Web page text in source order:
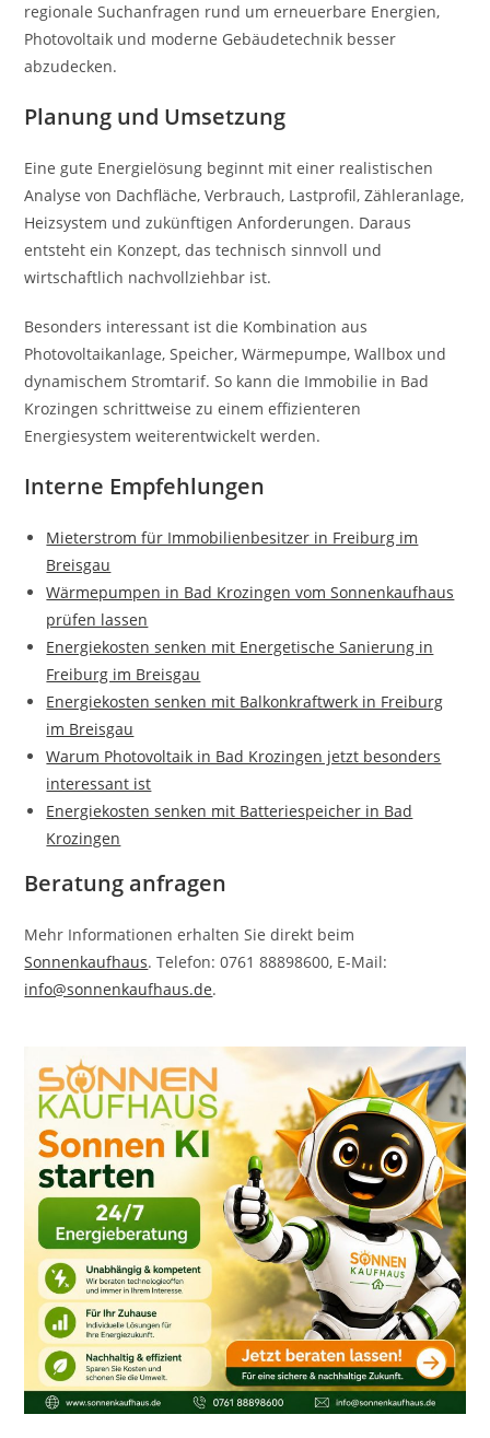
regionale Suchanfragen rund um erneuerbare Energien,
Photovoltaik und moderne Gebäudetechnik besser
abzudecken.
Planung und Umsetzung
Eine gute Energielösung beginnt mit einer realistischen
Analyse von Dachfläche, Verbrauch, Lastprofil, Zähleranlage,
Heizsystem und zukünftigen Anforderungen. Daraus
entsteht ein Konzept, das technisch sinnvoll und
wirtschaftlich nachvollziehbar ist.
Besonders interessant ist die Kombination aus
Photovoltaikanlage, Speicher, Wärmepumpe, Wallbox und
dynamischem Stromtarif. So kann die Immobilie in Bad
Krozingen schrittweise zu einem effizienteren
Energiesystem weiterentwickelt werden.
Interne Empfehlungen
Mieterstrom für Immobilienbesitzer in Freiburg im
Breisgau
Wärmepumpen in Bad Krozingen vom Sonnenkaufhaus
prüfen lassen
Energiekosten senken mit Energetische Sanierung in
Freiburg im Breisgau
Energiekosten senken mit Balkonkraftwerk in Freiburg
im Breisgau
Warum Photovoltaik in Bad Krozingen jetzt besonders
interessant ist
Energiekosten senken mit Batteriespeicher in Bad
Krozingen
Beratung anfragen
Mehr Informationen erhalten Sie direkt beim
Sonnenkaufhaus. Telefon: 0761 88898600, E-Mail:
info@sonnenkaufhaus.de.